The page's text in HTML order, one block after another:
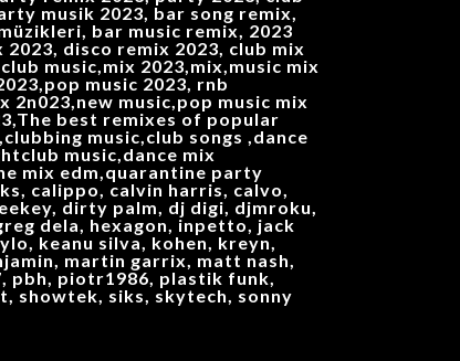
musik 2023, bar song remix,
bar music remix, 2023
disco remix 2023, club mix
music,mix 2023,mix,music mix
music 2023, rnb
2n023,new music,pop music mix
best remixes of popular
music,club songs ,dance
music,dance mix
mix edm,quarantine party
calippo, calvin harris, calvo,
dirty palm, dj digi, djmroku,
dela, hexagon, inpetto, jack
keanu silva, kohen, kreyn,
martin garrix, matt nash,
pbh, piotr1986, plastik funk,
showtek, siks, skytech, sonny